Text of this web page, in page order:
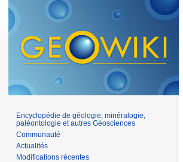
Encyclopédie de géologie, minéralogie,
paléontologie et autres Géosciences
Communauté
Actualités
Modifications récentes